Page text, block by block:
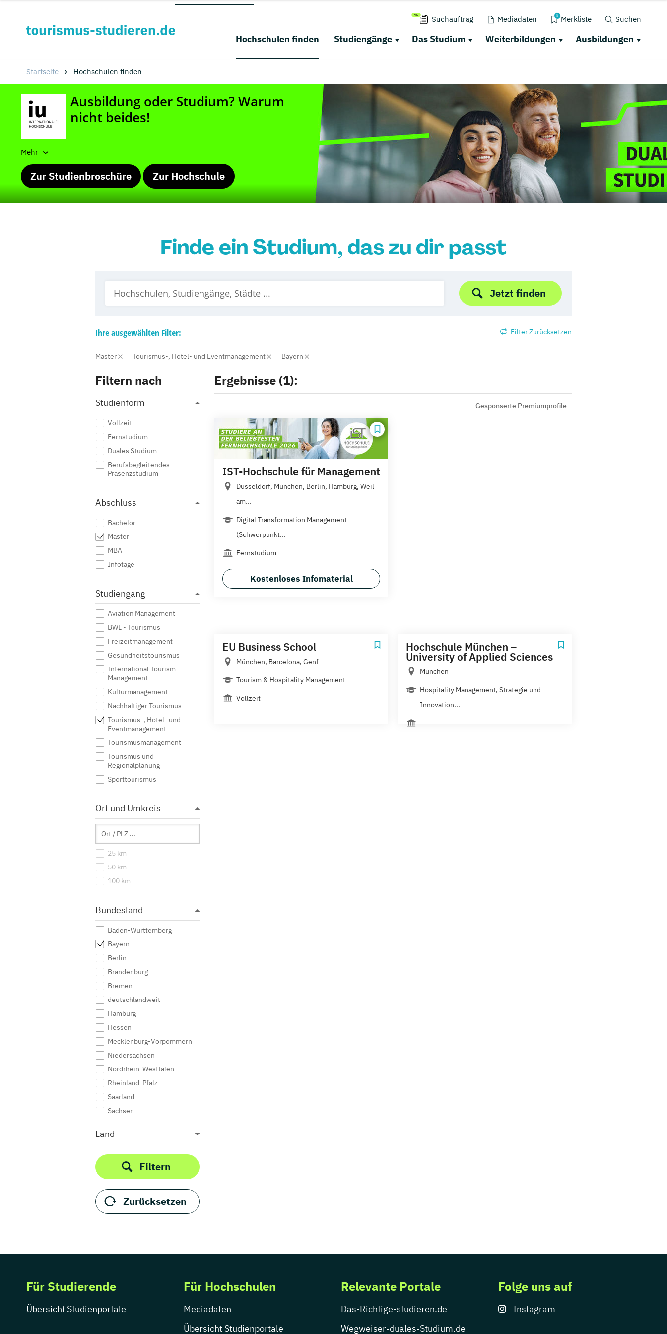
Suchauftrag Mediadaten 0 Merkliste Suchen
Hochschulen finden Studiengänge Das Studium Weiterbildungen Ausbildungen
Startseite Hochschulen finden
Mehr
Zur Studienbroschüre Zur Hochschule
Finde ein Studium, das zu dir passt
Jetzt finden
Ihreausgewählten Filter: Filter Zurücksetzen
Master Tourismus-, Hotel- und Eventmanagement Bayern
Filtern nach
Studienform
Vollzeit
Fernstudium
Duales Studium
Berufsbegleitendes
Präsenzstudium
Abschluss
Bachelor
Master
MBA
Infotage
Studiengang
Aviation Management
BWL - Tourismus
Freizeitmanagement
Gesundheitstourismus
International Tourism
Management
Kulturmanagement
Nachhaltiger Tourismus
Tourismus-, Hotel- und
Eventmanagement
Tourismusmanagement
Tourismus und
Regionalplanung
Sporttourismus
Ort und Umkreis
25 km
50 km
100 km
Bundesland
Baden-Württemberg
Bayern
Berlin
Brandenburg
Bremen
deutschlandweit
Hamburg
Hessen
Mecklenburg-Vorpommern
Niedersachsen
Nordrhein-Westfalen
Rheinland-Pfalz
Saarland
Sachsen
Schleswig-Holstein
Thüringen
Land
Filtern
Zurücksetzen
Ergebnisse (1):
Gesponserte Premiumprofile
IST-Hochschule für Management
Düsseldorf, München, Berlin, Hamburg, Weil
am...
Digital Transformation Management
(Schwerpunkt...
Fernstudium
Kostenloses Infomaterial
EU Business School
München, Barcelona, Genf
Tourism & Hospitality Management
Vollzeit
Hochschule München –
University of Applied Sciences
München
Hospitality Management, Strategie und
Innovation...
Für Studierende
Übersicht Studienportale
Für Hochschulen
Mediadaten
Übersicht Studienportale
Relevante Portale
Das-Richtige-studieren.de
Wegweiser-duales-Studium.de
Folge uns auf
Instagram